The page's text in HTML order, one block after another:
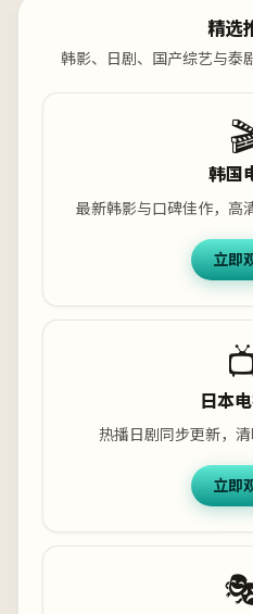
精选
韩影、日剧、国产综艺与泰
韩国
最新韩影与口碑佳作，高
立即
日本
热播日剧同步更新，
立即